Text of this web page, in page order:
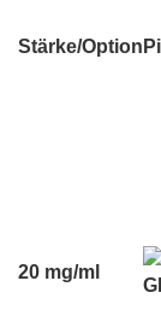
Stärke/Option
20 mg/ml